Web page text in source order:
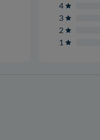
4
3
2
1